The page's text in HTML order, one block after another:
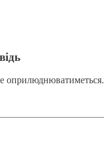
оприлюднюватиметься.